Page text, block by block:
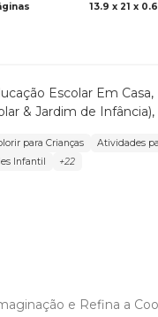
13.9 x 21 x
Escolar Em Casa,
& Jardim de Infância),
para Crianças Atividades
Infantil
+22
e Refina a